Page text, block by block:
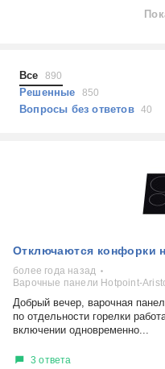
Наушники
Выберите...
не включается
самопроизвольное
самостоятельный ремонт
выдает ошибку
плохо работает
решение проблемы
Все 890
Решенные 850
Вопросы без ответов40
Отключаются конфорки
более года назад
Варочные панели Hotpoint-
Добрый вечер, варочная
по отдельности горелки
включении одновременно...
3 ответа